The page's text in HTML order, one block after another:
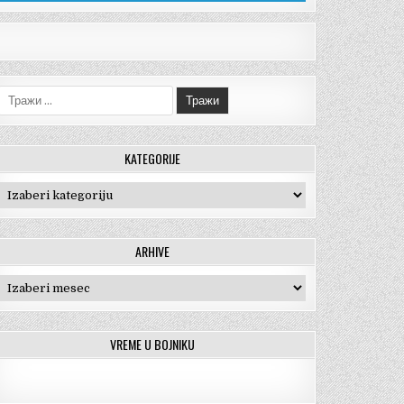
Тражи:
KATEGORIJE
Kategorije
ARHIVE
Arhive
VREME U BOJNIKU